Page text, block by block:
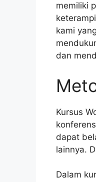
memiliki
kami
dan
Kursus
dapat
lainnya.
Dalam